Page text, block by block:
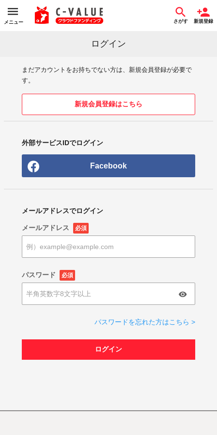
メニュー さがす 新規登録
ログイン
まだアカウントをお持ちでない方は、新規会員登録が必要で
す。
新規会員登録はこちら
外部サービスIDでログイン
Facebook
メールアドレスでログイン
メールアドレス 必須
パスワード 必須
パスワードを忘れた方はこちら >
ログイン